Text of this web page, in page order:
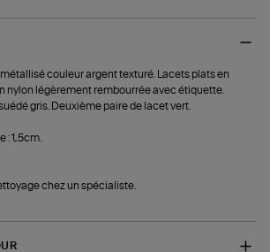
couleur argent texturé. Lacets plats en
nylon légèrement rembourrée avec étiquette.
gris. Deuxième paire de lacet vert.
: 1,5cm.
chez un spécialiste.